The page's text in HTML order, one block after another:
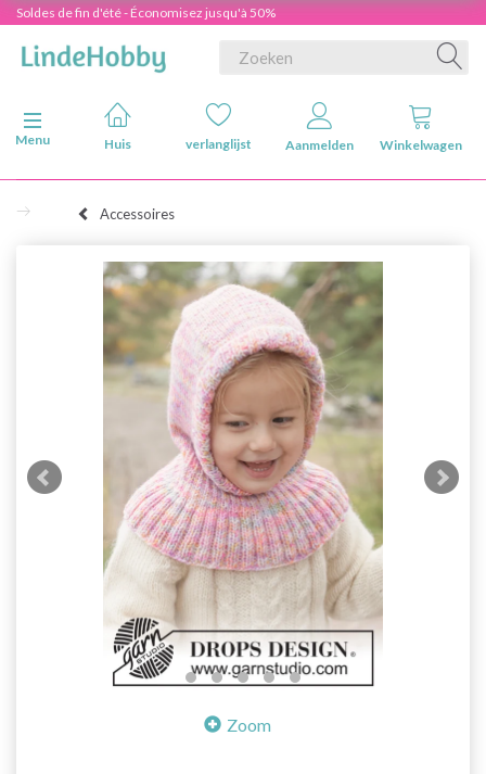
Soldes de fin d'été - Économisez jusqu'à 50%
Navigatie in-/uitschakelen
Menu
Huis verlanglijst Aanmelden Winkelwagen
Accessoires
Zoom